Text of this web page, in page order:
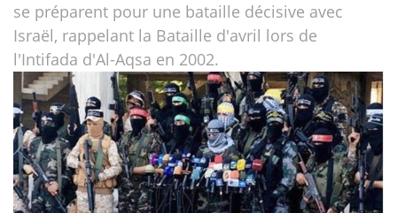
se préparent pour une bataille décisive avec
Israël, rappelant la Bataille d'avril lors de
l'Intifada d'Al-Aqsa en 2002.